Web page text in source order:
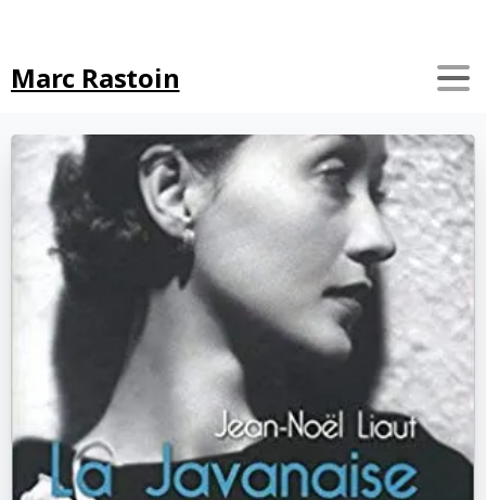
Marc Rastoin